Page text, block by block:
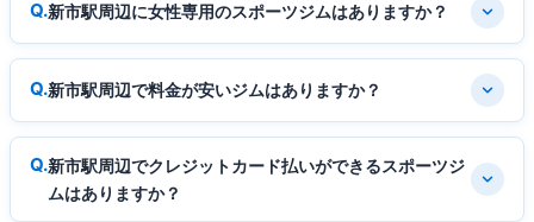
新市駅周辺に女性専用のスポーツジムはありますか？
新市駅周辺で料金が安いジムはありますか？
新市駅周辺でクレジットカード払いができるスポーツジ
ムはありますか？